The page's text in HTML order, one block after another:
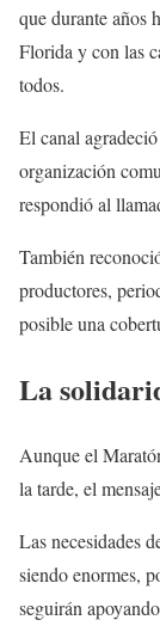
que durante años
Florida y con las
todos.
El canal
organización
respondió al
También
productores,
posible una
La
Aunque el
la tarde, el
Las necesidades
siendo enormes,
seguirán